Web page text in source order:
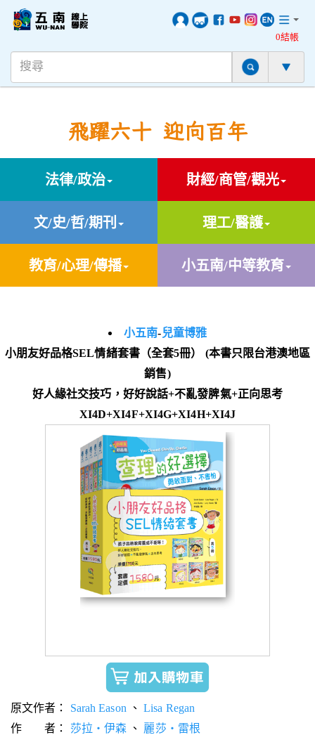
0結帳
飛躍六十 迎向百年
法律/政治 財經/商管/觀光
文/史/哲/期刊 理工/醫護
教育/心理/傳播 小五南/中等教育
小五南-兒童博雅
小朋友好品格SEL情緒套書（全套5冊） (本書只限台港澳地區
銷售)
好人緣社交技巧，好好說話+不亂發脾氣+正向思考
XI4D+XI4F+XI4G+XI4H+XI4J
原文作者： Sarah Eason 、Lisa Regan
作 者： 莎拉‧伊森 、 麗莎‧雷根